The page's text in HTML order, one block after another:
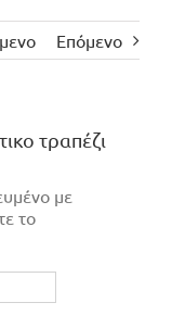
Επόμενο
τραπέζι
με
το